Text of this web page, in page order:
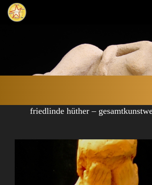
Zum Inhalt springen
friedlinde hüther –